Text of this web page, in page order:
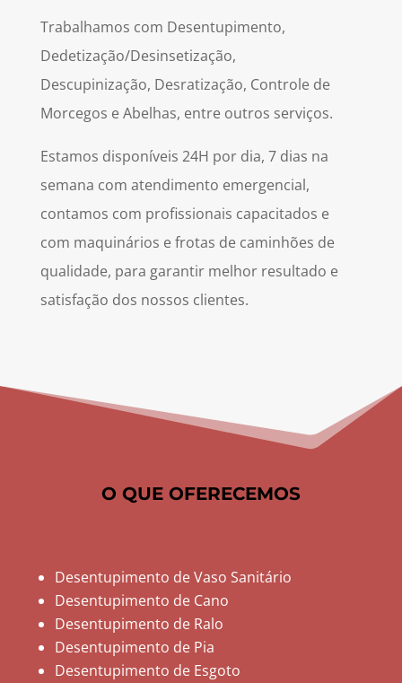
Trabalhamos com Desentupimento,
Dedetização/Desinsetização,
Descupinização, Desratização, Controle de
Morcegos e Abelhas, entre outros serviços.
Estamos disponíveis 24H por dia, 7 dias na
semana com atendimento emergencial,
contamos com profissionais capacitados e
com maquinários e frotas de caminhões de
qualidade, para garantir melhor resultado e
satisfação dos nossos clientes.
O QUE OFERECEMOS
Desentupimento de Vaso Sanitário
Desentupimento de Cano
Desentupimento de Ralo
Desentupimento de Pia
Desentupimento de Esgoto